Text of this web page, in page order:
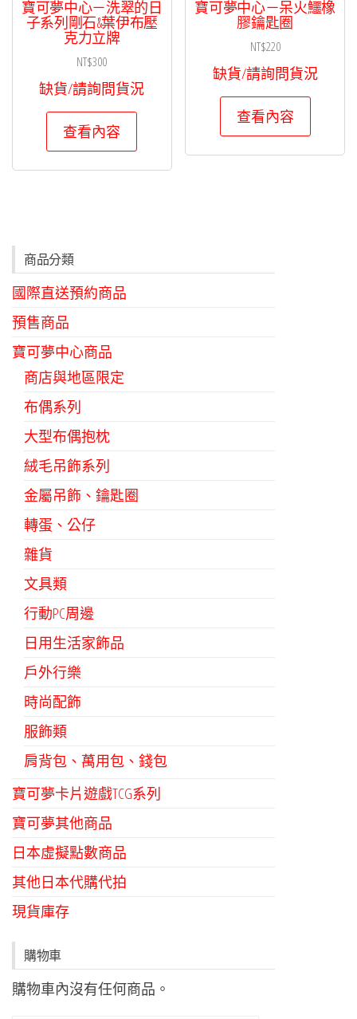
寶可夢中心－洗翠的日
子系列剛石&葉伊布壓
克力立牌
NT$300
缺貨/請詢問貨況
查看內容
寶可夢中心－呆火鱷橡
膠鑰匙圈
NT$220
缺貨/請詢問貨況
查看內容
商品分類
國際直送預約商品
預售商品
寶可夢中心商品
商店與地區限定
布偶系列
大型布偶抱枕
絨毛吊飾系列
金屬吊飾、鑰匙圈
轉蛋、公仔
雜貨
文具類
行動PC周邊
日用生活家飾品
戶外行樂
時尚配飾
服飾類
肩背包、萬用包、錢包
寶可夢卡片遊戲TCG系列
寶可夢其他商品
日本虛擬點數商品
其他日本代購代拍
現貨庫存
購物車
購物車內沒有任何商品。